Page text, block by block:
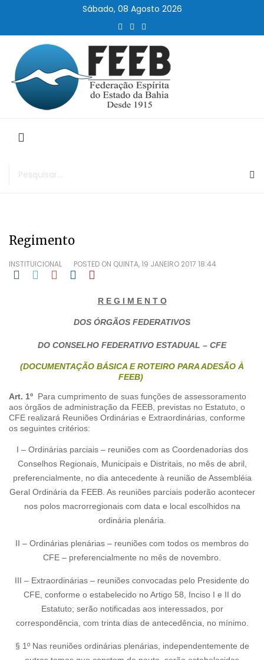
Sábado, 08 Agosto 2026
Regimento
INSTITUICIONAL POSTED ON QUINTA, 19 JANEIRO 2017 18:44
R E G I M E N T O
DOS ÓRGÃOS FEDERATIVOS
DO CONSELHO FEDERATIVO ESTADUAL – CFE
(DOCUMENTAÇÃO BÁSICA E ROTEIRO PARA ADESÃO À
FEEB)
Art. 1º Para cumprimento de suas funções de assessoramento
aos órgãos de administração da FEEB, previstas no Estatuto, o
CFE realizará Reuniões Ordinárias e Extraordinárias, conforme
os seguintes critérios:
I – Ordinárias parciais – reuniões com as Coordenadorias dos
Conselhos Regionais, Municipais e Distritais, no mês de abril,
preferencialmente, no dia antecedente à reunião de Assembléia
Geral Ordinária da FEEB. As reuniões parciais poderão acontecer
nos polos macrorregionais com data e local escolhidos na
ordinária plenária.
II – Ordinárias plenárias – reuniões com todos os membros do
CFE – preferencialmente no mês de novembro.
III – Extraordinárias – reuniões convocadas pelo Presidente do
CFE, conforme o estabelecido no Artigo 58, Inciso I e II do
Estatuto; serão notificadas aos interessados, por
correspondência, com trinta dias de antecedência, no mínimo.
§ 1º Nas reuniões ordinárias plenárias, independentemente de